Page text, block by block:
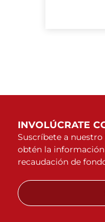
INVOLÚCRATE
Suscríbete a
obtén la
recaudación de